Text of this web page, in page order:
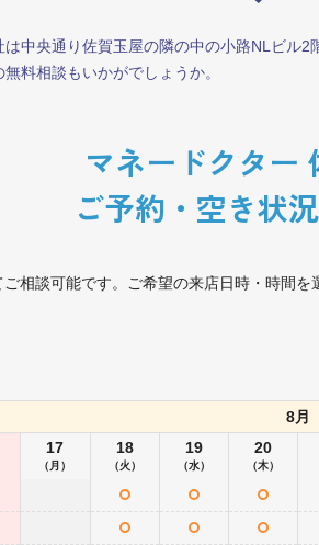
中央通り佐賀玉屋の隣の中の小路NLビル
料相談もいかがでしょうか。
マネードクター
ご予約・空き状
相談可能です。ご希望の来店日時・時間を
8月
17
（月）
18
（火）
19
（水）
20
（木）